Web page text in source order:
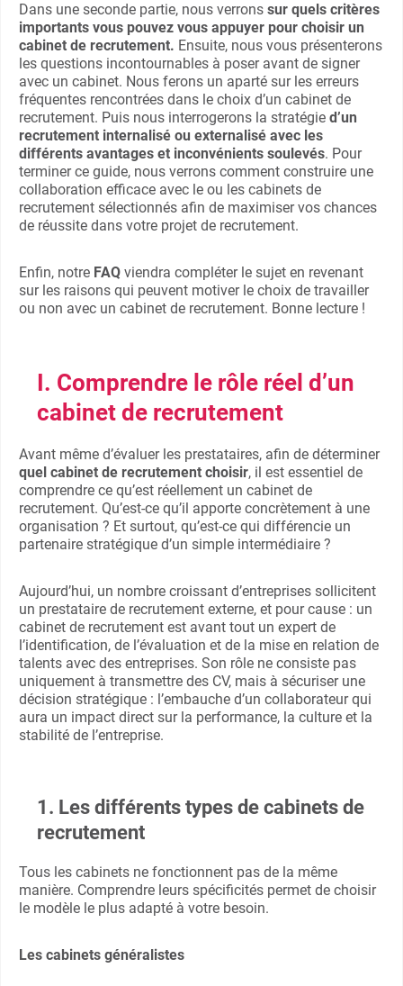
Dans une seconde partie, nous verrons sur quels critères
importants vous pouvez vous appuyer pour choisir un
cabinet de recrutement. Ensuite, nous vous présenterons
les questions incontournables à poser avant de signer
avec un cabinet. Nous ferons un aparté sur les erreurs
fréquentes rencontrées dans le choix d’un cabinet de
recrutement. Puis nous interrogerons la stratégie d’un
recrutement internalisé ou externalisé avec les
différents avantages et inconvénients soulevés. Pour
terminer ce guide, nous verrons comment construire une
collaboration efficace avec le ou les cabinets de
recrutement sélectionnés afin de maximiser vos chances
de réussite dans votre projet de recrutement.
Enfin, notre FAQ viendra compléter le sujet en revenant
sur les raisons qui peuvent motiver le choix de travailler
ou non avec un cabinet de recrutement. Bonne lecture !
I. Comprendre le rôle réel d’un
cabinet de recrutement
Avant même d’évaluer les prestataires, afin de déterminer
quel cabinet de recrutement choisir, il est essentiel de
comprendre ce qu’est réellement un cabinet de
recrutement. Qu’est-ce qu’il apporte concrètement à une
organisation ? Et surtout, qu’est-ce qui différencie un
partenaire stratégique d’un simple intermédiaire ?
Aujourd’hui, un nombre croissant d’entreprises sollicitent
un prestataire de recrutement externe, et pour cause : un
cabinet de recrutement est avant tout un expert de
l’identification, de l’évaluation et de la mise en relation de
talents avec des entreprises. Son rôle ne consiste pas
uniquement à transmettre des CV, mais à sécuriser une
décision stratégique : l’embauche d’un collaborateur qui
aura un impact direct sur la performance, la culture et la
stabilité de l’entreprise.
1. Les différents types de cabinets de
recrutement
Tous les cabinets ne fonctionnent pas de la même
manière. Comprendre leurs spécificités permet de choisir
le modèle le plus adapté à votre besoin.
Les cabinets généralistes